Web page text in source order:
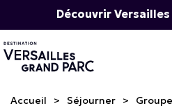
Découvrir
Accueil > Séjourner >